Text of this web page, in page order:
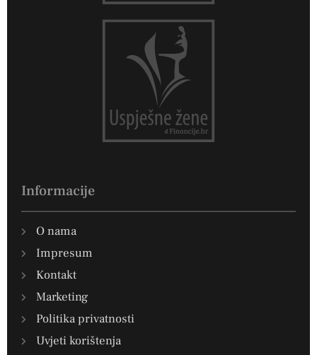
Informacije
O nama
Impresum
Kontakt
Marketing
Politika privatnosti
Uvjeti korištenja